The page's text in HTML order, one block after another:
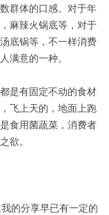
群体的口感。对于年
麻辣火锅底等，对于
底锅等，不一样消费
满意的一种。
是有固定不动的食材
飞上天的，地面上跑
食用菌蔬菜，消费者
欲。
的分享早已有一定的